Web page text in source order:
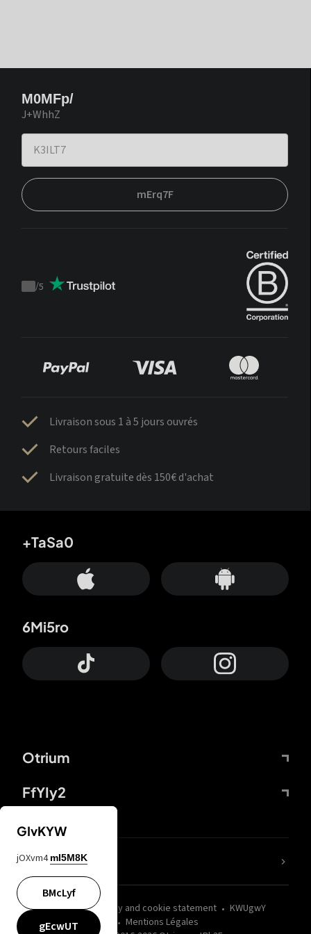
M0MFp/
J+WhhZ
mErq7F
Trustpilot
/5
Livraison sous 1 à 5 jours ouvrés
Retours faciles
Livraison gratuite dès 150€ d'achat
Otrium
FfYIy2
+TaSa0
6Mi5ro
wZQPfd Privacy and cookie statement
KWUgwY
Mentions Légales
nLC6tu
GIvKYW
jOXvm4 mI5M8K
BMcLyf
gEcwUT